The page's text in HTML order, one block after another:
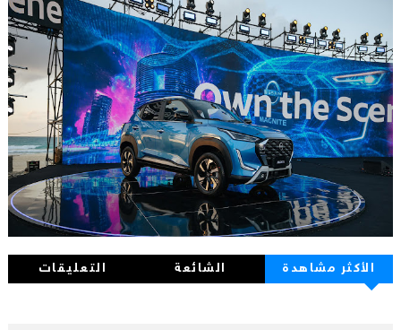
الأكثر مشاهدة الشائعة التعليقات